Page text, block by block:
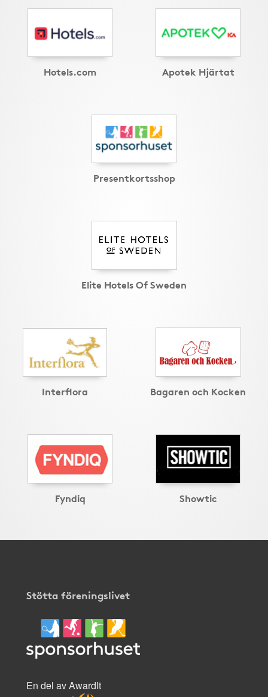
Hotels.com Apotek Hjärtat
Presentkortsshop
Elite Hotels Of Sweden
Interflora Bagaren och Kocken
Fyndiq Showtic
Stötta föreningslivet
En del av AwardIt